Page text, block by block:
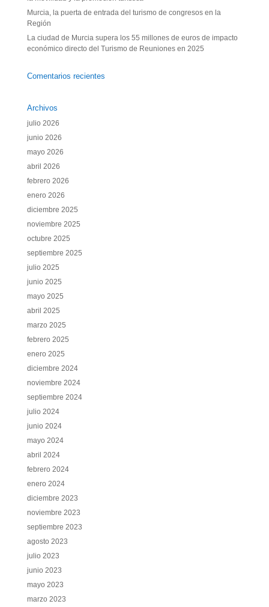
Murcia, la puerta de entrada del turismo de congresos en la
Región
La ciudad de Murcia supera los 55 millones de euros de impacto
económico directo del Turismo de Reuniones en 2025
Comentarios recientes
Archivos
julio 2026
junio 2026
mayo 2026
abril 2026
febrero 2026
enero 2026
diciembre 2025
noviembre 2025
octubre 2025
septiembre 2025
julio 2025
junio 2025
mayo 2025
abril 2025
marzo 2025
febrero 2025
enero 2025
diciembre 2024
noviembre 2024
septiembre 2024
julio 2024
junio 2024
mayo 2024
abril 2024
febrero 2024
enero 2024
diciembre 2023
noviembre 2023
septiembre 2023
agosto 2023
julio 2023
junio 2023
mayo 2023
marzo 2023